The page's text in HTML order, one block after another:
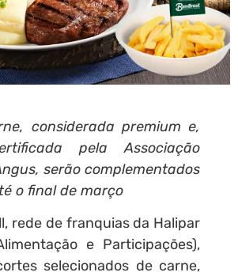
considerada premium e,
pela Associação
serão complementados
o final de março
rede de franquias da Halipar
e Participações),
selecionados de carne,